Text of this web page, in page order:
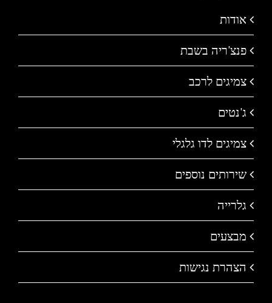
אודות
פנצ'ריה בשבת
צמיגים לרכב
ג'נטים
צמיגים לדו גלגלי
שירותים נוספים
גלרייה
מבצעים
הצהרת נגישות